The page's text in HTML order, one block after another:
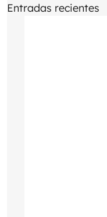
Entradas recientes